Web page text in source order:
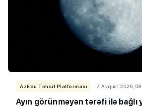
AzEdu Təhsil Platforması 7 Avqust 2026,
Ayın görünməyən tərəfi ilə bağlı